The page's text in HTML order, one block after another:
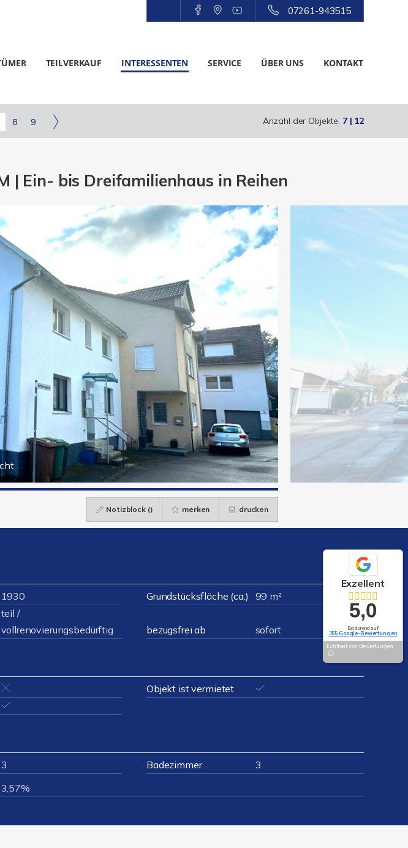
07261-943515
TEILVERKAUF INTERESSENTEN SERVICE ÜBER UNS KONTAKT
8 9 Anzahl der Objekte: 7 | 12
| Ein- bis Dreifamilienhaus in Reihen
Notizblock () merken drucken
1930 Grundstücksfläche (ca.) 99 m²
teil /
vollrenovierungsbedürftig
bezugsfrei ab sofort
Objekt ist vermietet
3 Badezimmer
3
3,57%
Exzellent
5,0
Basierend auf
155 Google-Bewertungen
Echtheit von Bewertungen